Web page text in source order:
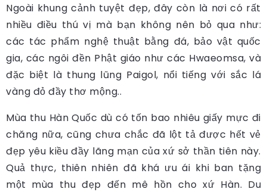
Ngoài khung cảnh tuyệt đẹp, đây còn là nơi có rất
nhiều điều thú vị mà bạn không nên bỏ qua như:
các tác phẩm nghệ thuật bằng đá, bảo vật quốc
gia, các ngôi đền Phật giáo như các Hwaeomsa, và
đặc biệt là thung lũng Paigol, nổi tiếng với sắc lá
vàng đỏ đầy thơ mộng..
Mùa thu Hàn Quốc dù có tốn bao nhiêu giấy mực đi
chăng nữa, cũng chưa chắc đã lột tả được hết vẻ
đẹp yêu kiều đầy lãng mạn của xứ sở thần tiên này.
Quả thực, thiên nhiên đã khá ưu ái khi ban tặng
một mùa thu đẹp đến mê hồn cho xứ Hàn. Du